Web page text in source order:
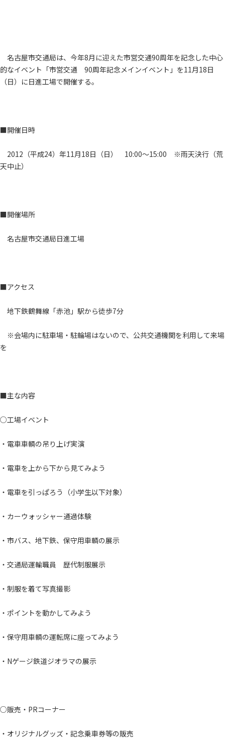
名古屋市交通局は、今年8月に迎えた市営交通90周年を記念した中心
的なイベント「市営交通 90周年記念メインイベント」を11月18日
（日）に日進工場で開催する。
■開催日時
2012（平成24）年11月18日（日） 10:00～15:00 ※雨天決行（荒
天中止）
■開催場所
名古屋市交通局日進工場
■アクセス
地下鉄鶴舞線「赤池」駅から徒歩7分
※会場内に駐車場・駐輪場はないので、公共交通機関を利用して来場
を
■主な内容
○工場イベント
・電車車輌の吊り上げ実演
・電車を上から下から見てみよう
・電車を引っぱろう（小学生以下対象）
・カーウォッシャー通過体験
・市バス、地下鉄、保守用車輌の展示
・交通局運輸職員 歴代制服展示
・制服を着て写真撮影
・ポイントを動かしてみよう
・保守用車輌の運転席に座ってみよう
・Nゲージ鉄道ジオラマの展示
○販売・PRコーナー
・オリジナルグッズ・記念乗車券等の販売